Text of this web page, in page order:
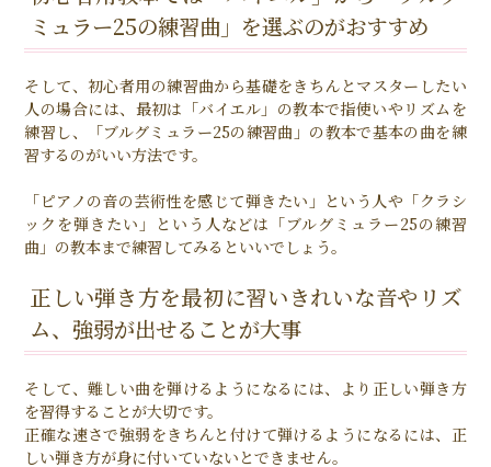
ミュラー25の練習曲」を選ぶのがおすすめ
そして、初心者用の練習曲から基礎をきちんとマスターしたい
人の場合には、最初は「バイエル」の教本で指使いやリズムを
練習し、「ブルグミュラー25の練習曲」の教本で基本の曲を練
習するのがいい方法です。
「ピアノの音の芸術性を感じて弾きたい」という人や「クラシ
ックを弾きたい」という人などは「ブルグミュラー25の練習
曲」の教本まで練習してみるといいでしょう。
正しい弾き方を最初に習いきれいな音やリズ
ム、強弱が出せることが大事
そして、難しい曲を弾けるようになるには、より正しい弾き方
を習得することが大切です。
正確な速さで強弱をきちんと付けて弾けるようになるには、正
しい弾き方が身に付いていないとできません。